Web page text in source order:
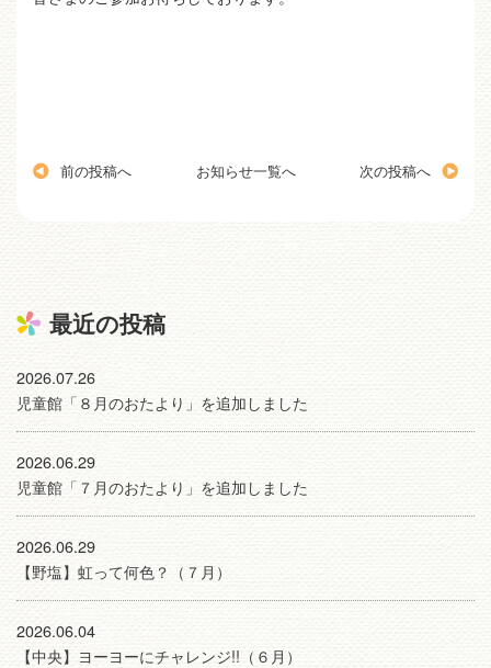
前の投稿へ お知らせ一覧へ 次の投稿へ
最近の投稿
2026.07.26
児童館「８月のおたより」を追加しました
2026.06.29
児童館「７月のおたより」を追加しました
2026.06.29
【野塩】虹って何色？（７月）
2026.06.04
【中央】ヨーヨーにチャレンジ!!（６月）